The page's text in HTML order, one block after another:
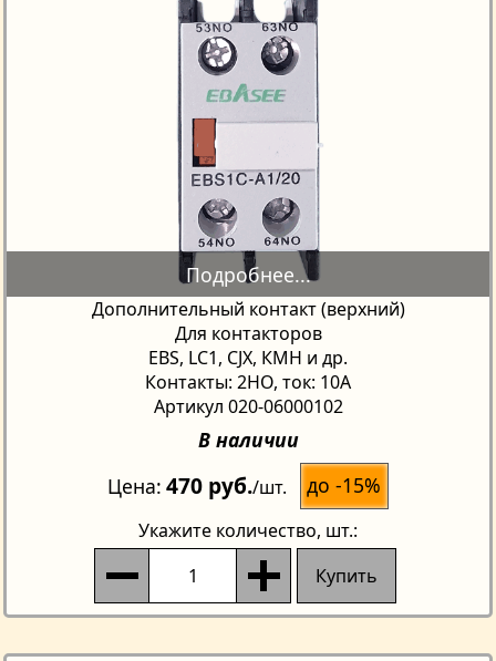
Дополнительный контакт (верхний)
Для контакторов
EBS, LC1, CJX, КМН и др.
Контакты: 2НО, ток: 10A
Артикул 020-06000102
В наличии
Цена 470 руб./шт. до -15%
Укажите количество, шт.:
Купить